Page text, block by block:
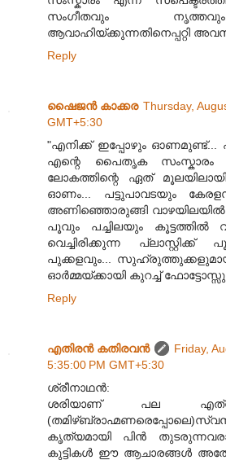
സംഗീതവും
ആവാഹിയ്ക്കുന്നതിനെപ്പറ്റി
Reply
ഷൈജൻ കാക്കര Thursday,
GMT+5:30
"എനിക്ക്‌ ഇപ്പോഴും ഓണമുണ്ട്...
എന്റെ പൈതൃക സംസ്കാരം
ലോകത്തിന്റെ ഏത്‌
ഓണം... പട്ടുപാവടയും
അണിഞ്ഞൊരുങ്ങി വാഴയിലയിൽ
പൂവും പച്ചിലയും കൂട്ടത്തിൽ
വെച്ചിരിക്കുന്ന
പുക്കളവും...
ഓർമ്മയ്ക്കായി കുറച്ച്‌
Reply
എതിരന്‍ കതിരവന്‍
Friday,
5:35:00 PM GMT+5:30
ശ്രീനാഥൻ:
ശരിയാണ് പല
കൃത്യമായി പിൻ
കുട്ടികൾ ഈ ആചാരങ്ങൾ